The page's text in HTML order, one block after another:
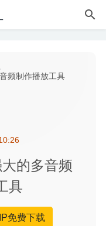
的多音频
具
免费下载
文版-最好的视频格式
开放世界
从App Store下载导致